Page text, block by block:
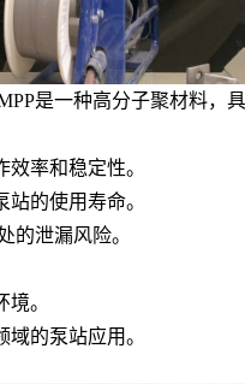
是一种高分子聚材料
率和稳定性。
的使用寿命。
的泄漏风险。
。
的泵站应用。